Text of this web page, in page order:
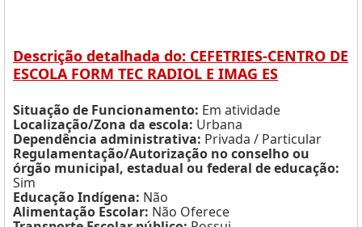
Descrição detalhada do: CEFETRIES-CENTRO DE
ESCOLA FORM TEC RADIOL E IMAG ES
Situação de Funcionamento: Em atividade
Localização/Zona da escola: Urbana
Dependência administrativa: Privada / Particular
Regulamentação/Autorização no conselho ou
órgão municipal, estadual ou federal de educação:
Sim
Educação Indígena: Não
Alimentação Escolar: Não Oferece